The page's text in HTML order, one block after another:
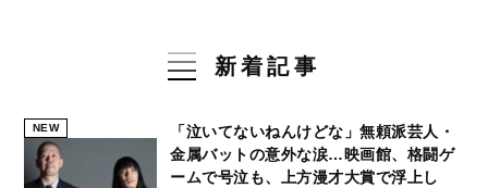
新着記事
NEW
「泣いてないねんけどな」無頼派芸人・
金属バットの意外な涙…映画館、格闘ゲ
ームで号泣も、上方漫才大賞で浮上し